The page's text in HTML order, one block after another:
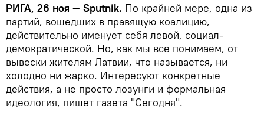
РИГА, 26 ноя — Sputnik. По крайней мере, одна из
партий, вошедших в правящую коалицию,
действительно именует себя левой, социал-
демократической. Но, как мы все понимаем, от
вывески жителям Латвии, что называется, ни
холодно ни жарко. Интересуют конкретные
действия, а не просто лозунги и формальная
идеология, пишет газета "Сегодня".